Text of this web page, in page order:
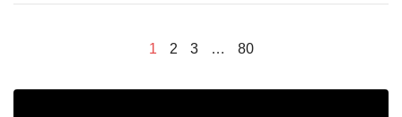
1 2 3 … 80